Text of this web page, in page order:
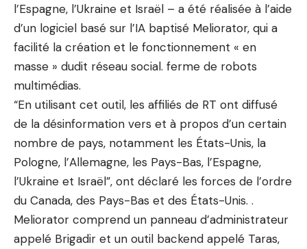
l’Espagne, l’Ukraine et Israël – a été réalisée à l’aide
d’un logiciel basé sur l’IA baptisé Meliorator, qui a
facilité la création et le fonctionnement « en
masse » dudit réseau social. ferme de robots
multimédias.
“En utilisant cet outil, les affiliés de RT ont diffusé
de la désinformation vers et à propos d’un certain
nombre de pays, notamment les États-Unis, la
Pologne, l’Allemagne, les Pays-Bas, l’Espagne,
l’Ukraine et Israël”, ont déclaré les forces de l’ordre
du Canada, des Pays-Bas et des États-Unis. .
Meliorator comprend un panneau d’administrateur
appelé Brigadir et un outil backend appelé Taras,